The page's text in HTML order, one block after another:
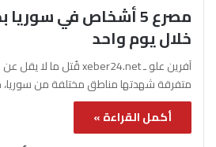
مصرع 5 أشخاص في
خلال يوم واحد
متفرقة شهدتها مناطق مختلفة من
أكمل القراءة »